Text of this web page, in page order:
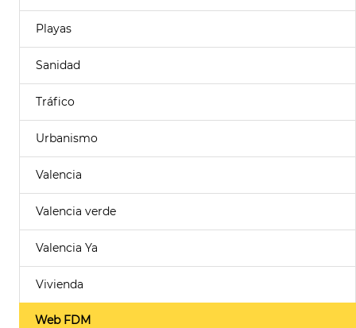
Playas
Sanidad
Tráfico
Urbanismo
Valencia
Valencia verde
Valencia Ya
Vivienda
Web FDM